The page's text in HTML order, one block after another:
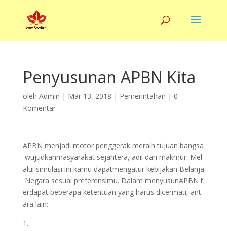
Penyusunan APBN Kita
oleh Admin | Mar 13, 2018 | Pemerintahan | 0
Komentar
APBN menjadi motor penggerak meraih tujuan bangsa
wujudkanmasyarakat sejahtera, adil dan makmur. Mel
alui simulasi ini kamu dapatmengatur kebijakan Belanja
Negara sesuai preferensimu. Dalam menyusunAPBN t
erdapat beberapa ketentuan yang harus dicermati, ant
ara lain: